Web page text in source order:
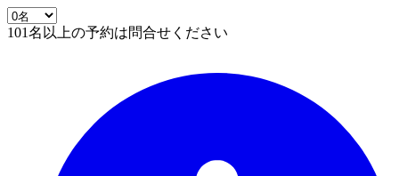
101名以上の予約は問合せください